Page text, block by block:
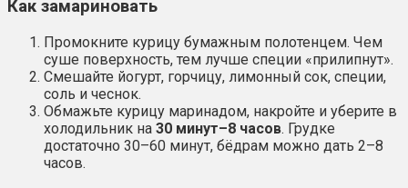
Как замариновать
Промокните курицу бумажным полотенцем. Чем
суше поверхность, тем лучше специи «прилипнут».
Смешайте йогурт, горчицу, лимонный сок, специи,
соль и чеснок.
Обмажьте курицу маринадом, накройте и уберите в
холодильник на 30 минут–8 часов. Грудке
достаточно 30–60 минут, бёдрам можно дать 2–8
часов.